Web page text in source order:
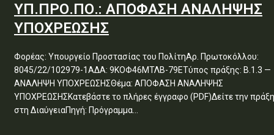
ΥΠ.ΠΡΟ.ΠΟ.: ΑΠΟΦΑΣΗ ΑΝΑΛΗΨΗΣ
ΥΠΟΧΡΕΩΣΗΣ
Φορέας: Υπουργείο Προστασίας του ΠολίτηΑρ. Πρωτοκόλλου:
8045/22/102979-1ΑΔΑ: 9ΚΟΦ46ΜΤΛΒ-79ΕΤύπος πράξης: Β.1.3 —
ΑΝΑΛΗΨΗ ΥΠΟΧΡΕΩΣΗΣΘέμα: ΑΠΟΦΑΣΗ ΑΝΑΛΗΨΗΣ
ΥΠΟΧΡΕΩΣΗΣΚατεβάστε το πλήρες έγγραφο (PDF)Δείτε την πράξη
στη ΔιαύγειαΠηγή: Πρόγραμμα...